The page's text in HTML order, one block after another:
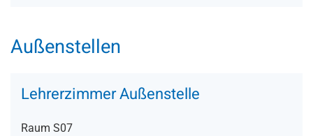
Außenstellen
Lehrerzimmer Außenstelle
Raum S07